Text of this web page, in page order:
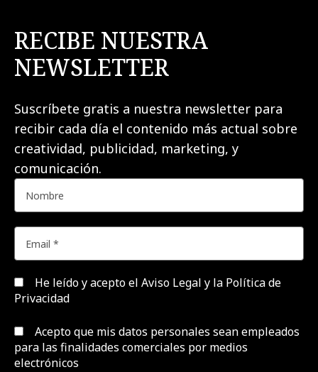
RECIBE NUESTRA
NEWSLETTER
Suscríbete gratis a nuestra newsletter para
recibir cada día el contenido más actual sobre
creatividad, publicidad, marketing, y
comunicación.
He leído y acepto el Aviso Legal y la Política de
Privacidad
Acepto que mis datos personales sean empleados
para las finalidades comerciales por medios
electrónicos